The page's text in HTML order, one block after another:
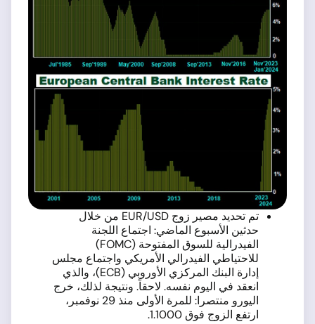
تم تحديد مصير زوج EUR/USD من خلال
حدثين الأسبوع الماضي: اجتماع اللجنة
الفيدرالية للسوق المفتوحة (FOMC)
للاحتياطي الفيدرالي الأمريكي واجتماع مجلس
إدارة البنك المركزي الأوروبي (ECB)، والذي
انعقد في اليوم نفسه. لاحقاً. ونتيجة لذلك، خرج
اليورو منتصرا: للمرة الأولى منذ 29 نوفمبر،
ارتفع الزوج فوق 1.1000.